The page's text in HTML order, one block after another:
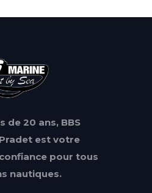
de 20 ans, BBS
est votre
pour tous
nautiques.